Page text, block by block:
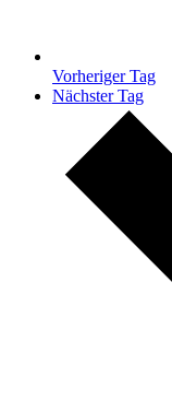
Vorheriger Tag
Nächster Tag